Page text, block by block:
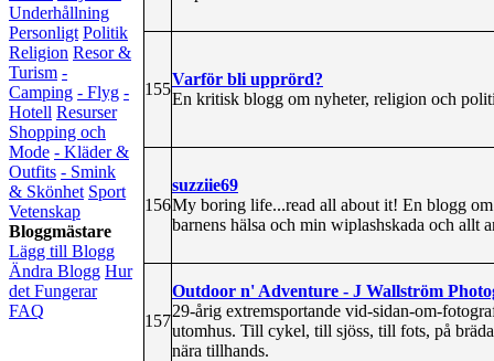
Underhållning
Personligt Politik
Religion Resor &
Turism -
Camping - Flyg -
Hotell Resurser
Shopping och
Mode - Kläder &
Outfits - Smink
& Skönhet Sport
Vetenskap
Bloggmästare
Lägg till Blogg
Ändra Blogg Hur
det Fungerar
FAQ
155
Varför bli upprörd?
En kritisk blogg om nyheter, religion och
156
suzziie69
My boring life...read all about it! En blogg
barnens hälsa och min wiplashskada och allt
157
Outdoor n' Adventure - J Wallström
29-årig extremsportande vid-sidan-om-
utomhus. Till cykel, till sjöss, till fots, på
nära tillhands.